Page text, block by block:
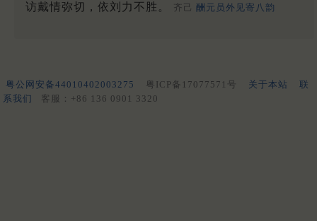
访戴情弥切，依刘力不胜。 齐己 酬元员外见寄八韵
粤公网安备44010402003275 粤ICP备17077571号 关于本站
联
系我们
客服：+86 136 0901 3320